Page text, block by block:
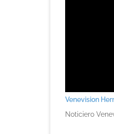
Venevision
Noticiero